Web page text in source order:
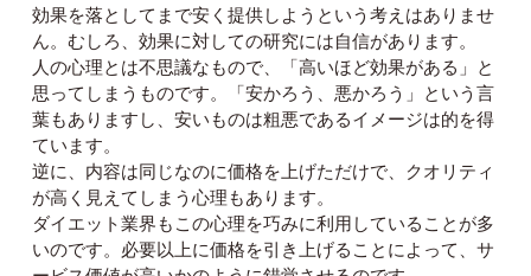
効果を落としてまで安く提供しようという考えはありませ
ん。むしろ、効果に対しての研究には自信があります。
人の心理とは不思議なもので、「高いほど効果がある」と
思ってしまうものです。「安かろう、悪かろう」という言
葉もありますし、安いものは粗悪であるイメージは的を得
ています。
逆に、内容は同じなのに価格を上げただけで、クオリティ
が高く見えてしまう心理もあります。
ダイエット業界もこの心理を巧みに利用していることが多
いのです。必要以上に価格を引き上げることによって、サ